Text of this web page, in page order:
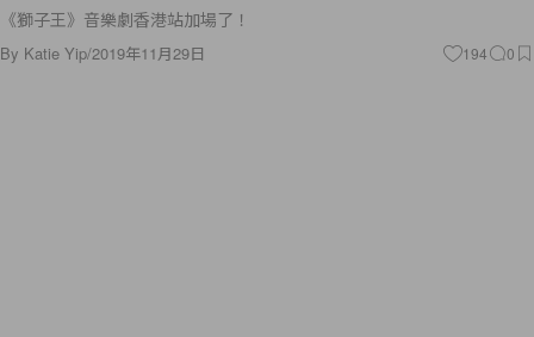
《獅子王》音樂劇香港站加場了！
By Katie Yip/2019年11月29日 194 0